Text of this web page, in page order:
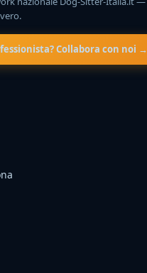
Collabora con noi →